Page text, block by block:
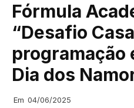
Fórmula
“Desafio
programação
Dia dos
Em 04/06/2025